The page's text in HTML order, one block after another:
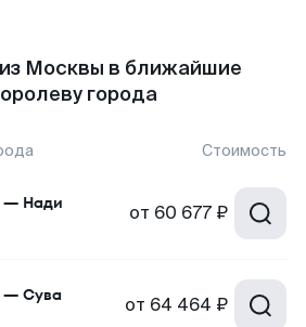
Москвы в ближайшие
города
Стоимость
— Нади от 60 677 ₽
— Сува от 64 464 ₽